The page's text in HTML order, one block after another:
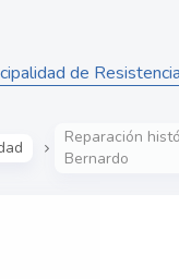
de
Reparación
Bernardo